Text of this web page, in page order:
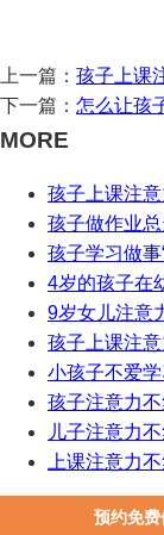
上一篇： 孩子上课
下一篇： 怎么让孩
MORE
孩子上课注
孩子做作业
孩子学习做
4岁的孩子在
9岁女儿注意
孩子上课注
小孩子不爱
孩子注意力
儿子注意力
上课注意力
预约免